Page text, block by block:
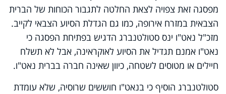
מפסגה זאת צפויה לצאת החלטה לתגבור הכוחות של הברית
הצבאית במזרח אירופה, כמו גם הגדלת הסיוע הצבאי לקייב.
מזכ"ל נאט"ו ינס סטולטנברג הדגיש בפתיחת הפסגה כי
נאט"ו אמנם תגדיל את הסיוע לאוקראינה, אבל לא תשלח
חיילים או מטוסים לשטחה, כיוון שאינה חברה בברית נאט"ו.
סטולטנברג הוסיף כי בנאט"ו חוששים שרוסיה, שלא עומדת